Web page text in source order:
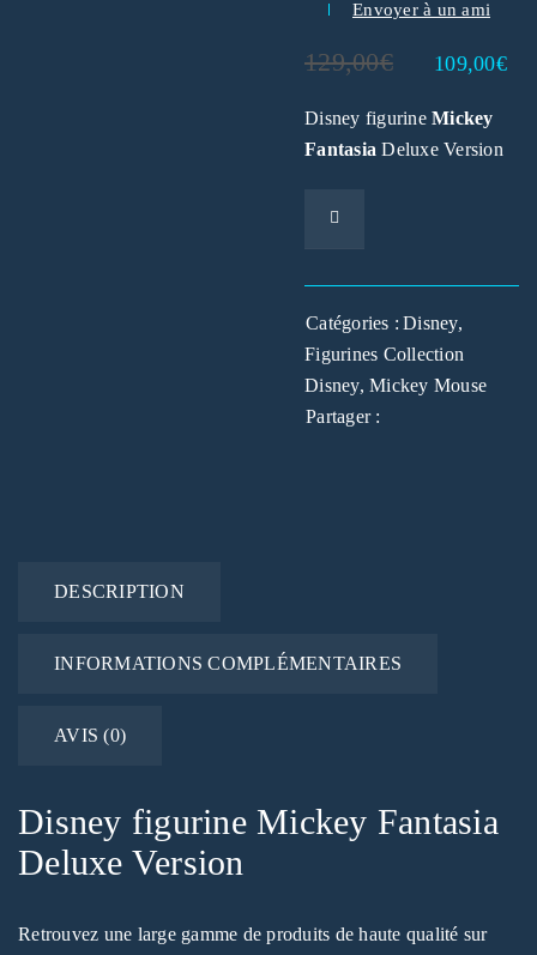
Envoyer à un ami
129,00€ 109,00€
Disney figurine Mickey
Fantasia Deluxe Version
Catégories : Disney,
Figurines Collection
Disney, Mickey Mouse
Partager :
DESCRIPTION
INFORMATIONS COMPLÉMENTAIRES
AVIS (0)
Disney figurine Mickey Fantasia
Deluxe Version
Retrouvez une large gamme de produits de haute qualité sur